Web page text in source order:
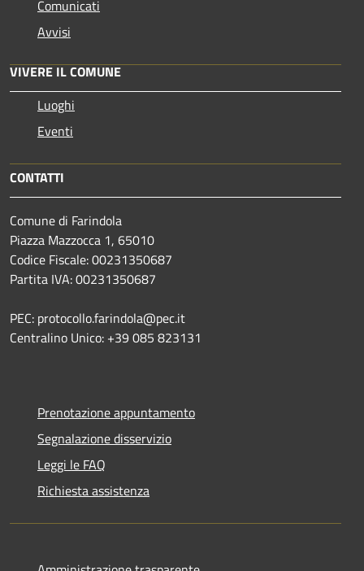
Comunicati
Avvisi
VIVERE IL COMUNE
Luoghi
Eventi
CONTATTI
Comune di Farindola
Piazza Mazzocca 1, 65010
Codice Fiscale: 00231350687
Partita IVA: 00231350687
PEC: protocollo.farindola@pec.it
Centralino Unico: +39 085 823131
Prenotazione appuntamento
Segnalazione disservizio
Leggi le FAQ
Richiesta assistenza